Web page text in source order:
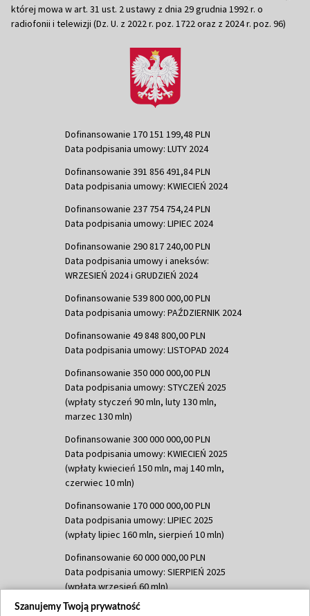
której mowa w art. 31 ust. 2 ustawy z dnia 29 grudnia 1992 r. o
radiofonii i telewizji (Dz. U. z 2022 r. poz. 1722 oraz z 2024 r. poz. 96)
Dofinansowanie 170 151 199,48 PLN
Data podpisania umowy: LUTY 2024
Dofinansowanie 391 856 491,84 PLN
Data podpisania umowy: KWIECIEŃ 2024
Dofinansowanie 237 754 754,24 PLN
Data podpisania umowy: LIPIEC 2024
Dofinansowanie 290 817 240,00 PLN
Data podpisania umowy i aneksów:
WRZESIEŃ 2024 i GRUDZIEŃ 2024
Dofinansowanie 539 800 000,00 PLN
Data podpisania umowy: PAŹDZIERNIK 2024
Dofinansowanie 49 848 800,00 PLN
Data podpisania umowy: LISTOPAD 2024
Dofinansowanie 350 000 000,00 PLN
Data podpisania umowy: STYCZEŃ 2025
(wpłaty styczeń 90 mln, luty 130 mln,
marzec 130 mln)
Dofinansowanie 300 000 000,00 PLN
Data podpisania umowy: KWIECIEŃ 2025
(wpłaty kwiecień 150 mln, maj 140 mln,
czerwiec 10 mln)
Dofinansowanie 170 000 000,00 PLN
Data podpisania umowy: LIPIEC 2025
(wpłaty lipiec 160 mln, sierpień 10 mln)
Dofinansowanie 60 000 000,00 PLN
Data podpisania umowy: SIERPIEŃ 2025
(wpłata wrzesień 60 mln)
Dofinansowanie 635 783 051,21 PLN
Szanujemy Twoją prywatność